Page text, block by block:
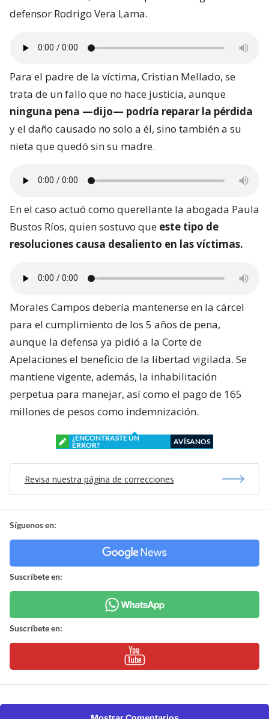
defensor Rodrigo Vera Lama.
Para el padre de la víctima, Cristian Mellado, se
trata de un fallo que no hace justicia, aunque
ninguna pena —dijo— podría reparar la pérdida
y el daño causado no solo a él, sino también a su
nieta que quedó sin su madre.
En el caso actuó como querellante la abogada Paula
Bustos Ríos, quien sostuvo que este tipo de
resoluciones causa desaliento en las víctimas.
Morales Campos debería mantenerse en la cárcel
para el cumplimiento de los 5 años de pena,
aunque la defensa ya pidió a la Corte de
Apelaciones el beneficio de la libertad vigilada. Se
mantiene vigente, además, la inhabilitación
perpetua para manejar, así como el pago de 165
millones de pesos como indemnización.
¿ENCONTRASTE UN
ERROR?
AVÍSANOS
Revisa nuestra página de correcciones
Síguenos en:
Suscríbete en:
Suscríbete en: